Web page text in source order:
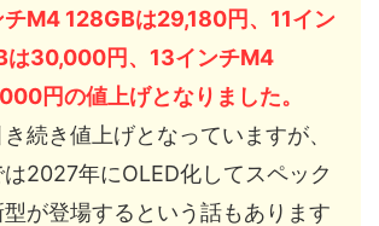
チM4 128GBは29,180円、11イン
は30,000円、13インチM4
円の値上げとなりました。
続き値上げとなっていますが、
2027年にOLED化してスペック
が登場するという話もあります